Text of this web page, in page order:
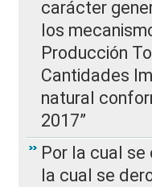
carácter
los
Producción
Cantidades
natural
2017”
Por la cual
la cual se